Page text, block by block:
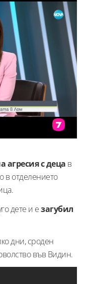
агресия с деца в
в отделението
дете и езагубил
дни, сроден
във Видин.